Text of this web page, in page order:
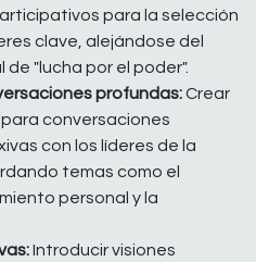
para la selección
clave, alejándose del
"lucha por el poder".
profundas:Crear
conversaciones
con los líderes de la
temas como el
personal y la
Introducir visiones